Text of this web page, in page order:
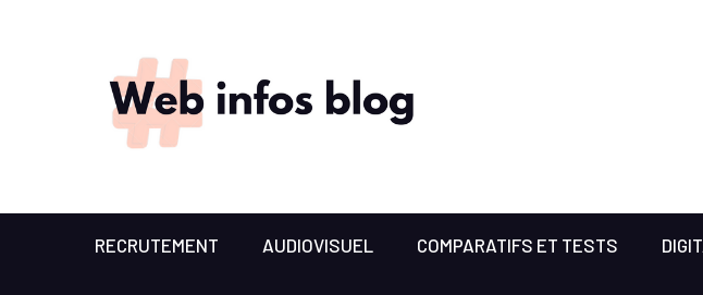
RECRUTEMENT AUDIOVISUEL COMPARATIFS ET TESTS